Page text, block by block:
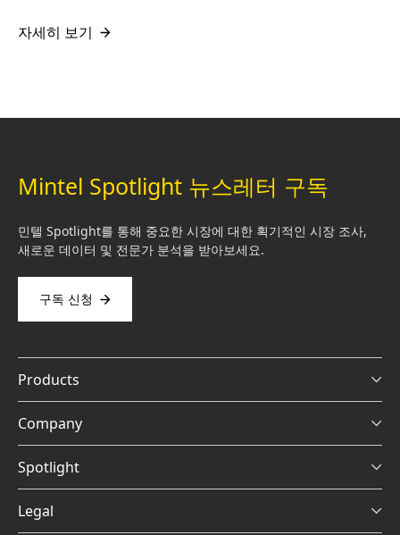
자세히 보기
Mintel Spotlight 뉴스레터 구독
민텔 Spotlight를 통해 중요한 시장에 대한 획기적인 시장 조사,
새로운 데이터 및 전문가 분석을 받아보세요.
구독 신청
Products
Company
Spotlight
Legal